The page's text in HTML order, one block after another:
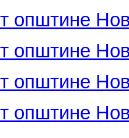
општине
општине
општине
општине